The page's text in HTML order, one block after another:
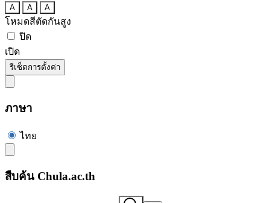
A A A
โหมดสีตัดกันสูง
ปิด
เปิด
รีเซ็ตการตั้งค่า
ภาษา
ไทย
สืบค้น Chula.ac.th